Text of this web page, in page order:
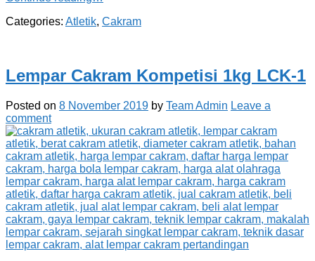
Categories: Atletik, Cakram
Lempar Cakram Kompetisi 1kg LCK-1
Posted on 8 November 2019 by Team Admin Leave a
comment